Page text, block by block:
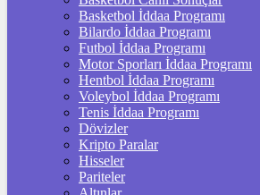
10.703,00%1,31
TAM ALTIN
42.625,00%1,30
%0,48
%0,44
Basketbol İddaa Programı
Bilardo İddaa Programı
Futbol İddaa Programı
Motor Sporları İddaa Programı
Hentbol İddaa Programı
Voleybol İddaa Programı
Tenis İddaa Programı
Dövizler
Kripto Paralar
Hisseler
Pariteler